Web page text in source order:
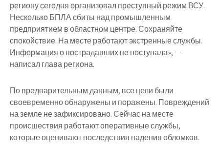
региону сегодня организовал преступный режим ВСУ.
Несколько БПЛА сбиты над промышленным
предприятием в областном центре. Сохраняйте
спокойствие. На месте работают экстренные службы.
Информация о пострадавших не поступала», —
написал глава региона.
По предварительным данным, все цели были
своевременно обнаружены и поражены. Повреждений
на земле не зафиксировано. Сейчас на месте
происшествия работают оперативные службы,
которые оценивают последствия падения обломков.